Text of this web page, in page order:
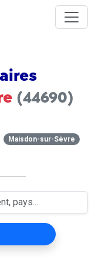
(44690)
Maisdon-sur-Sèvre